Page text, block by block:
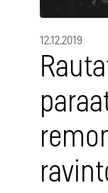
12.12.2019